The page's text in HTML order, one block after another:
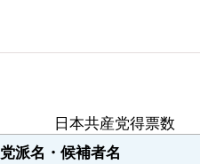
日本共産党得票数
党派名・候補者名